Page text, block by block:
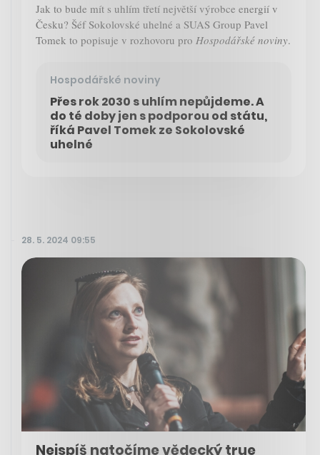
Jak to bude mít s uhlím třetí největší výrobce energií v
Česku? Šéf Sokolovské uhelné a SUAS Group Pavel
Tomek to popisuje v rozhovoru pro Hospodářské noviny.
Hospodářské noviny
Přes rok 2030 s uhlím nepůjdeme. A
do té doby jen s podporou od státu,
říká Pavel Tomek ze Sokolovské
uhelné
28. 5. 2024 09:55
Nejspíš natočíme vědecký true